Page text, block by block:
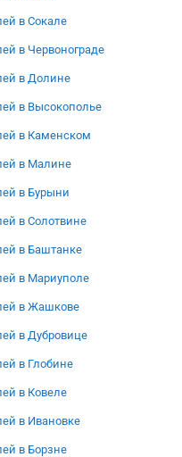
в Сокале
в Червонограде
в Долине
в Высокополье
в Каменском
в Малине
в Бурыни
в Солотвине
в Баштанке
в Мариуполе
в Жашкове
в Дубровице
в Глобине
в Ковеле
в Ивановке
в Борзне